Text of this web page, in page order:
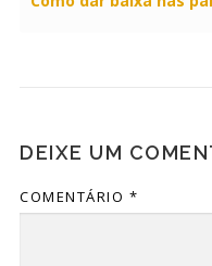
DEIXE UM
COMENTÁRIO *